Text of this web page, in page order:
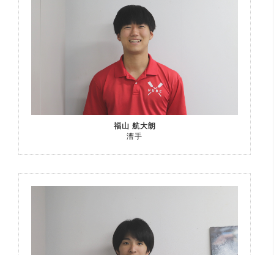
福山 航大朗
漕手